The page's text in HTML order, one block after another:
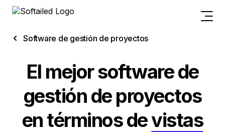
Software de gestión de proyectos
El mejor software de
gestión de proyectos
en términos devistas